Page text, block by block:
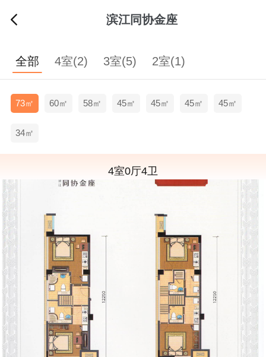
滨江同协金座
全部 4室(2) 3室(5) 2室(1)
73㎡ 60㎡ 58㎡ 45㎡ 45㎡ 45㎡ 45㎡
34㎡
4室0厅4卫